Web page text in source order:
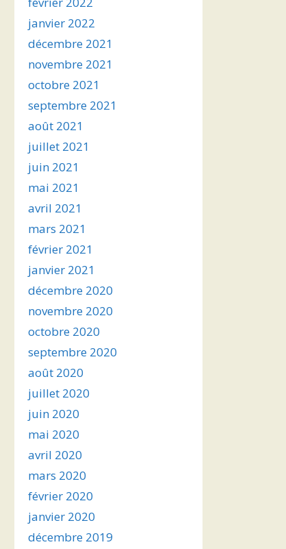
janvier 2022
décembre 2021
novembre 2021
octobre 2021
septembre 2021
août 2021
juillet 2021
juin 2021
mai 2021
avril 2021
mars 2021
février 2021
janvier 2021
décembre 2020
novembre 2020
octobre 2020
septembre 2020
août 2020
juillet 2020
juin 2020
mai 2020
avril 2020
mars 2020
février 2020
janvier 2020
décembre 2019